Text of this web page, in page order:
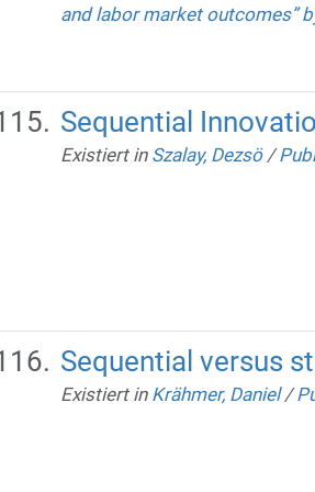
and labor market outcomes”
Sequential
Existiert in Szalay, Dezsö /
Sequential versus
Existiert in Krähmer, Daniel /